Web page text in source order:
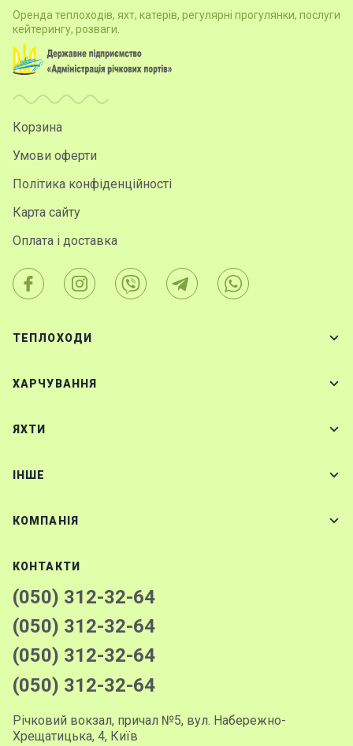
Оренда теплоходів, яхт, катерів, регулярні прогулянки, послуги
кейтерингу, розваги.
Корзина
Умови оферти
Політика конфіденційності
Карта сайту
Оплата і доставка
ТЕПЛОХОДИ
ХАРЧУВАННЯ
ЯХТИ
IНШЕ
КОМПАНІЯ
КОНТАКТИ
(050) 312-32-64
(050) 312-32-64
(050) 312-32-64
(050) 312-32-64
Річковий вокзал, причал №5, вул. Набережно-
Хрещатицька, 4, Київ